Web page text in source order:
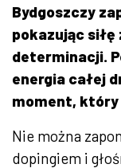
Bydgoszczy
pokazując siłę
determinacji.
energia całej
moment, który
Nie można
dopingiem i